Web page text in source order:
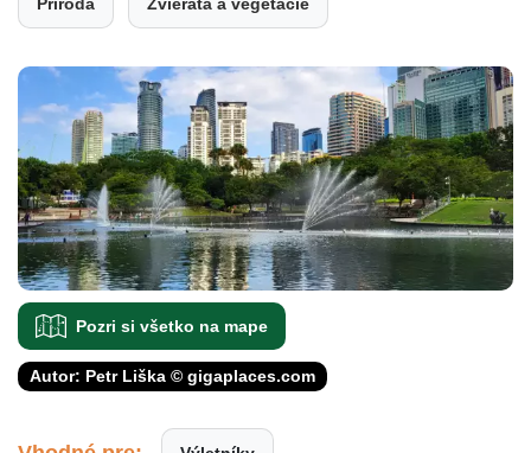
Pozri si všetko na mape
Autor: Petr Liška © gigaplaces.com